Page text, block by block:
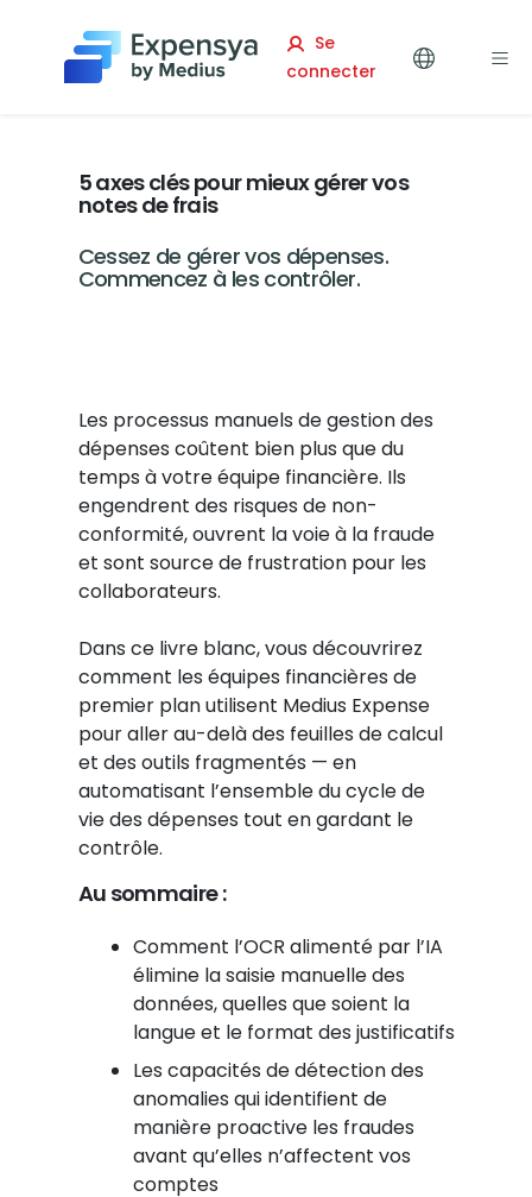
Expensya
Se
connecter
5 axes clés pour mieux gérer vos
notes de frais
Cessez de gérer vos dépenses.
Commencez à les contrôler.
Les processus manuels de gestion des
dépenses coûtent bien plus que du
temps à votre équipe financière. Ils
engendrent des risques de non-
conformité, ouvrent la voie à la fraude
et sont source de frustration pour les
collaborateurs.
Dans ce livre blanc, vous découvrirez
comment les équipes financières de
premier plan utilisent Medius Expense
pour aller au-delà des feuilles de calcul
et des outils fragmentés — en
automatisant l’ensemble du cycle de
vie des dépenses tout en gardant le
contrôle.
Au sommaire :
Comment l’OCR alimenté par l’IA
élimine la saisie manuelle des
données, quelles que soient la
langue et le format des justificatifs
Les capacités de détection des
anomalies qui identifient de
manière proactive les fraudes
avant qu’elles n’affectent vos
comptes